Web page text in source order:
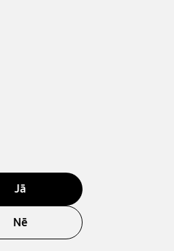
Jā
Nē